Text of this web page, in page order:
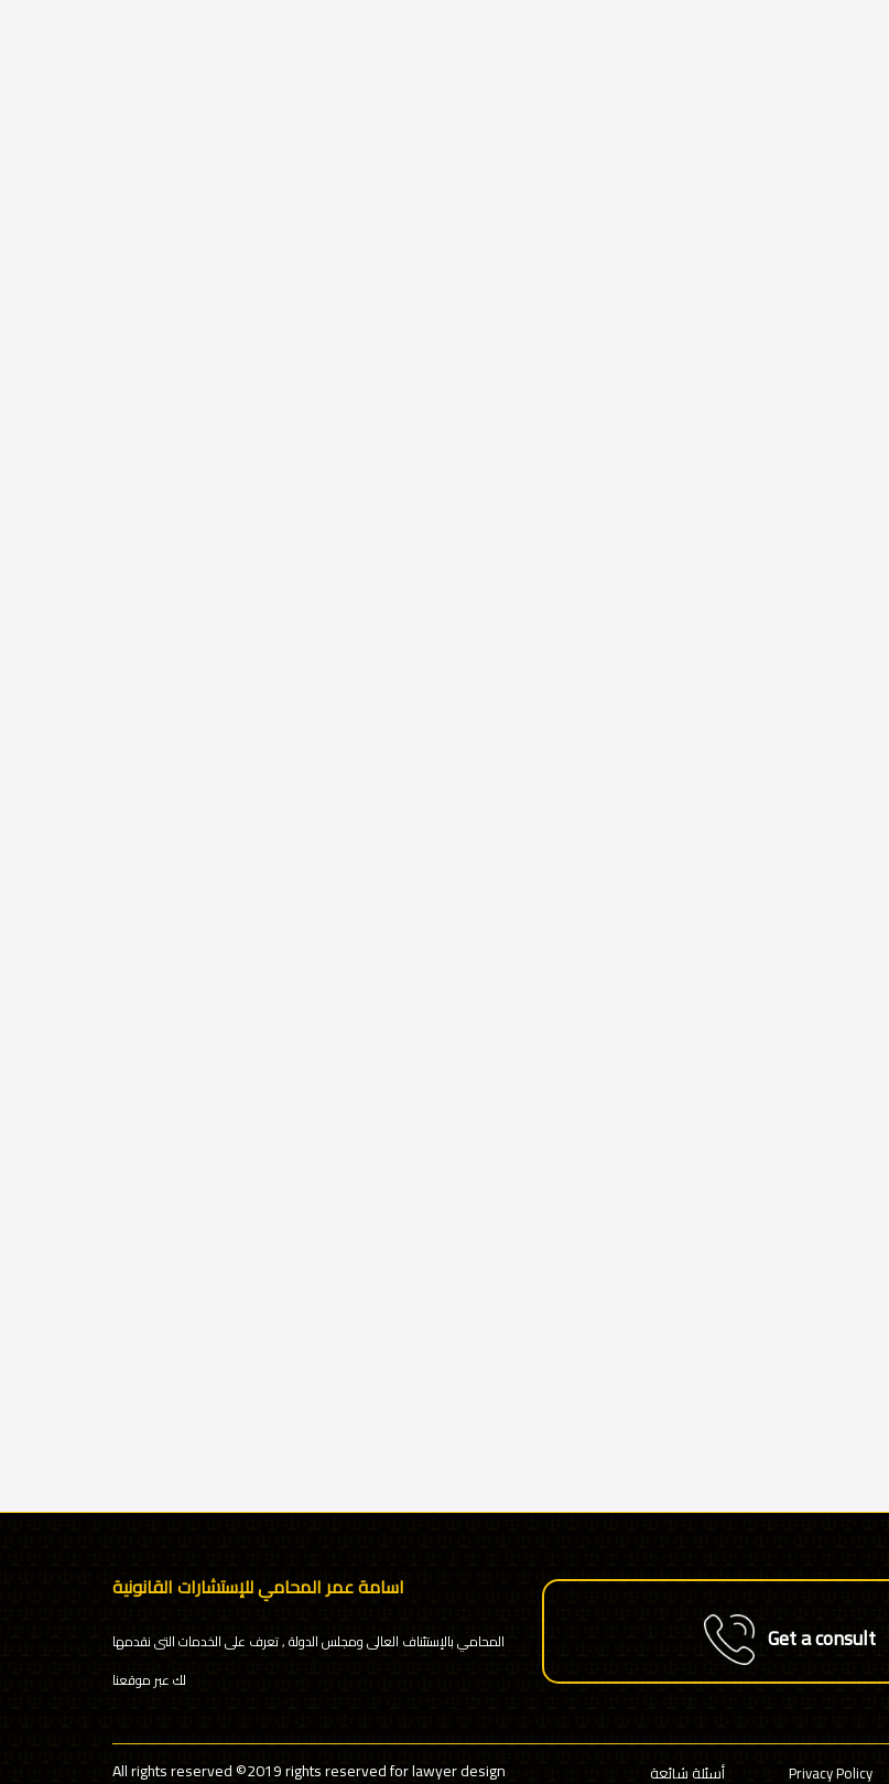
اسامة عمر المحامي للإستشارات القانونية
المحامي بالإستئناف العالى ومجلس الدولة , تعرف على الخدمات التى نقدمها
لك عبر موقعنا
Get a consult
All rights reserved©2019 rights reserved for lawyer design أسئلة شائعة Privacy Policy